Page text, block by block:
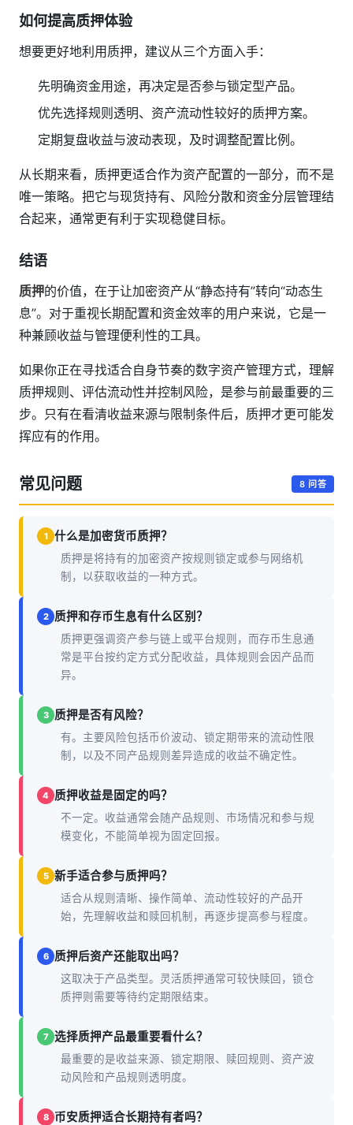
如何提高质押体验
想要更好地利用质押，建议从三个方面入手：
先明确资金用途，再决定是否参与锁定型产品。
优先选择规则透明、资产流动性较好的质押方案。
定期复盘收益与波动表现，及时调整配置比例。
从长期来看，质押更适合作为资产配置的一部分，而不是
唯一策略。把它与现货持有、风险分散和资金分层管理结
合起来，通常更有利于实现稳健目标。
结语
质押的价值，在于让加密资产从“静态持有”转向“动态生
息”。对于重视长期配置和资金效率的用户来说，它是一
种兼顾收益与管理便利性的工具。
如果你正在寻找适合自身节奏的数字资产管理方式，理解
质押规则、评估流动性并控制风险，是参与前最重要的三
步。只有在看清收益来源与限制条件后，质押才更可能发
挥应有的作用。
常见问题 8 问答
1 什么是加密货币质押？
质押是将持有的加密资产按规则锁定或参与网络机
制，以获取收益的一种方式。
2 质押和存币生息有什么区别？
质押更强调资产参与链上或平台规则，而存币生息通
常是平台按约定方式分配收益，具体规则会因产品而
异。
3 质押是否有风险？
有。主要风险包括币价波动、锁定期带来的流动性限
制，以及不同产品规则差异造成的收益不确定性。
4 质押收益是固定的吗？
不一定。收益通常会随产品规则、市场情况和参与规
模变化，不能简单视为固定回报。
5 新手适合参与质押吗？
适合从规则清晰、操作简单、流动性较好的产品开
始，先理解收益和赎回机制，再逐步提高参与程度。
6 质押后资产还能取出吗？
这取决于产品类型。灵活质押通常可较快赎回，锁仓
质押则需要等待约定期限结束。
7 选择质押产品最重要看什么？
最重要的是收益来源、锁定期限、赎回规则、资产波
动风险和产品规则透明度。
8 币安质押适合长期持有者吗？